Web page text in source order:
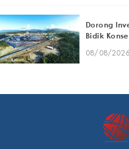
Dorong
Bidik
08/08/2026